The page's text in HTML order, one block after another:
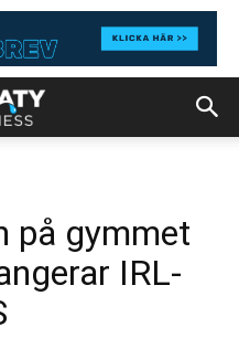
på gymmet
IRL-